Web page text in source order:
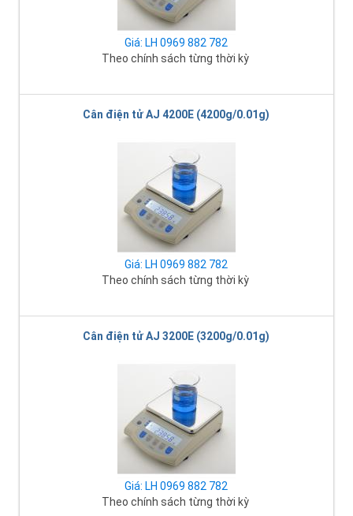
Giá: LH 0969 882 782
Theo chính sách từng thời kỳ
Cân điện tử AJ 4200E (4200g/0.01g)
Giá: LH 0969 882 782
Theo chính sách từng thời kỳ
Cân điện tử AJ 3200E (3200g/0.01g)
Giá: LH 0969 882 782
Theo chính sách từng thời kỳ